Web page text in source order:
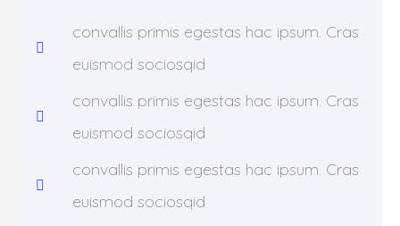
convallis primis egestas hac ipsum. Cras
euismod sociosqid
convallis primis egestas hac ipsum. Cras
euismod sociosqid
convallis primis egestas hac ipsum. Cras
euismod sociosqid